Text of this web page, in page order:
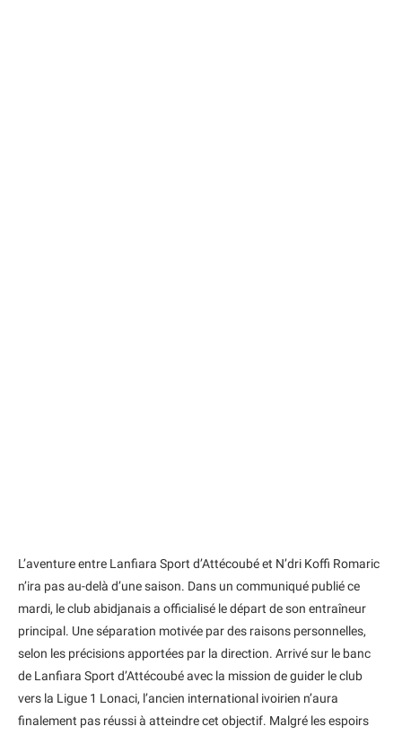
L’aventure entre Lanfiara Sport d’Attécoubé et N’dri Koffi Romaric
n’ira pas au-delà d’une saison. Dans un communiqué publié ce
mardi, le club abidjanais a officialisé le départ de son entraîneur
principal. Une séparation motivée par des raisons personnelles,
selon les précisions apportées par la direction. Arrivé sur le banc
de Lanfiara Sport d’Attécoubé avec la mission de guider le club
vers la Ligue 1 Lonaci, l’ancien international ivoirien n’aura
finalement pas réussi à atteindre cet objectif. Malgré les espoirs